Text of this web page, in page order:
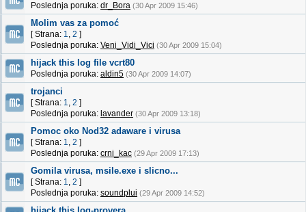
Poslednja poruka: dr_Bora (30 Apr 2009 15:46)
Molim vas za pomoć
[ Strana: 1, 2 ]
Poslednja poruka: Veni_Vidi_Vici (30 Apr 2009 15:04)
hijack this log file vcrt80
Poslednja poruka: aldin5 (30 Apr 2009 14:07)
trojanci
[ Strana: 1, 2 ]
Poslednja poruka: lavander (30 Apr 2009 13:18)
Pomoc oko Nod32 adaware i virusa
[ Strana: 1, 2 ]
Poslednja poruka: crni_kac (29 Apr 2009 17:13)
Gomila virusa, msile.exe i slicno...
[ Strana: 1, 2 ]
Poslednja poruka: soundplui (29 Apr 2009 14:52)